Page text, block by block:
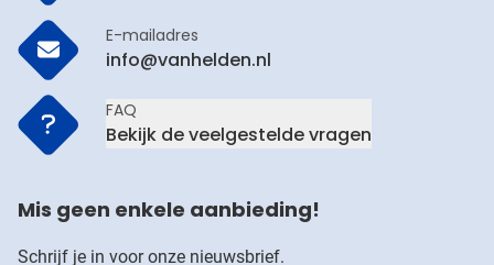
E-mailadres
info@vanhelden.nl
FAQ
Bekijk de veelgestelde vragen
Mis geen enkele aanbieding!
Schrijf je in voor onze nieuwsbrief.